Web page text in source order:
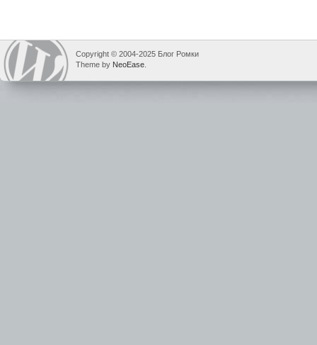
Copyright © 2004-2025 Блог Ромки
Theme by NeoEase